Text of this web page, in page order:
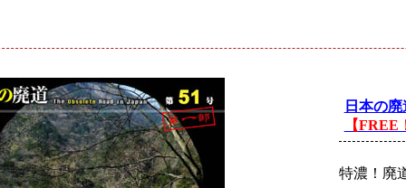
日本の
【FREE
特濃！廃